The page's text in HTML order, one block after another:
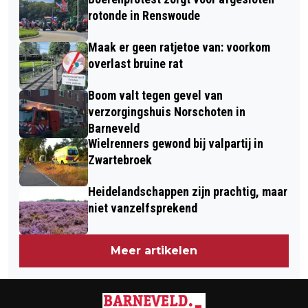
OEFENING FALOCON LEAP VAN 9 T/M
20 SEPTEMBER 2024
rotonde in Renswoude
Maak er geen ratjetoe van: voorkom
overlast bruine rat
Boom valt tegen gevel van
verzorgingshuis Norschoten in
Barneveld
Wielrenners gewond bij valpartij in
Zwartebroek
Heidelandschappen zijn prachtig, maar
niet vanzelfsprekend
Meer artikelen